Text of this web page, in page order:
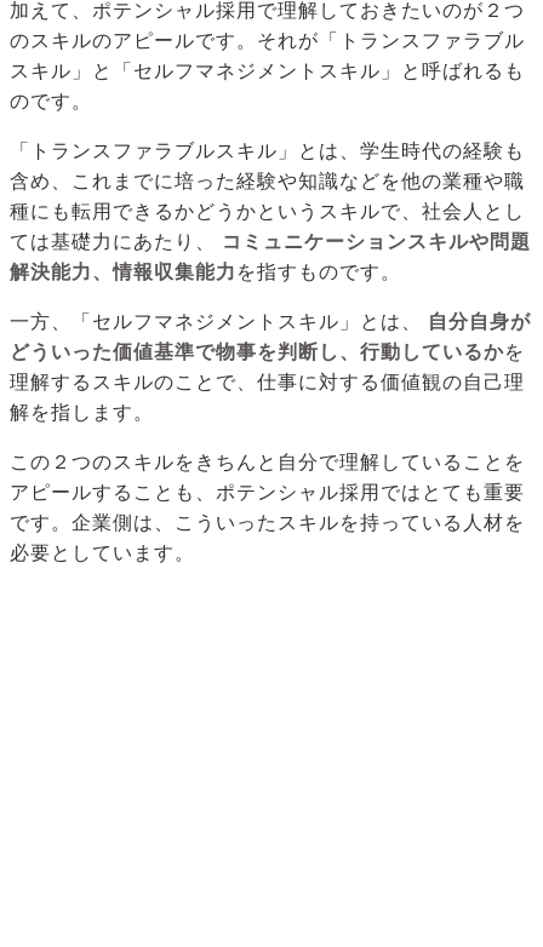
加えて、ポテンシャル採用で理解しておきたいのが２つ
のスキルのアピールです。それが「トランスファラブル
スキル」と「セルフマネジメントスキル」と呼ばれるも
のです。
「トランスファラブルスキル」とは、学生時代の経験も
含め、これまでに培った経験や知識などを他の業種や職
種にも転用できるかどうかというスキルで、社会人とし
ては基礎力にあたり、
コミュニケーションスキルや問題
解決能力、情報収集能力 を指すものです。
一方、「セルフマネジメントスキル」とは、
自分自身が
どういった価値基準で物事を判断し、行動しているかを
理解するスキルのことで、仕事に対する価値観の自己理
解を指します。
この２つのスキルをきちんと自分で理解していることを
アピールすることも、ポテンシャル採用ではとても重要
です。企業側は、こういったスキルを持っている人材を
必要としています。